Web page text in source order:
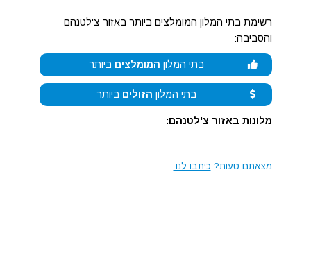
רשימת בתי המלון המומלצים ביותר באזור צ'לטנהם
והסביבה:
בתי המלון המומלצים ביותר
בתי המלון הזולים ביותר
מלונות באזור צ'לטנהם:
מצאתם טעות? כיתבו לנו.